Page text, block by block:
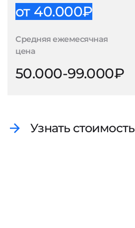
от 40.000₽
Средняя ежемесячная
цена
50.000-99.000₽
Узнать стоимость